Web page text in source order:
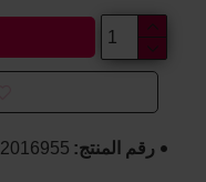
رقم المنتج: 2016955